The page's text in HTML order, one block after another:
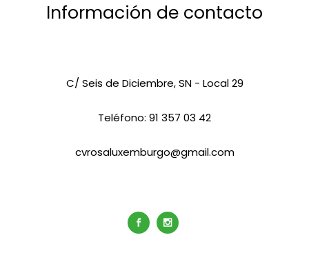
Información de contacto
C/ Seis de Diciembre, SN - Local 29
Teléfono: 91 357 03 42
cvrosaluxemburgo@gmail.com